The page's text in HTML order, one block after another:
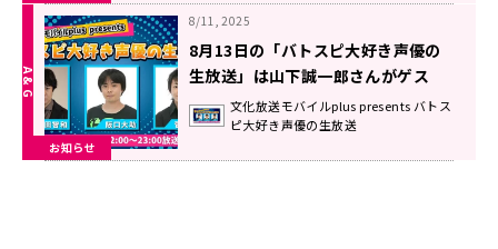
お知らせ
8/11, 2025
8月13日の「バトスピ大好き声優の
生放送」は山下誠一郎さんがゲス
ト！ 文化放送モバイルplus presents バトス
ピ大好き声優の生放送